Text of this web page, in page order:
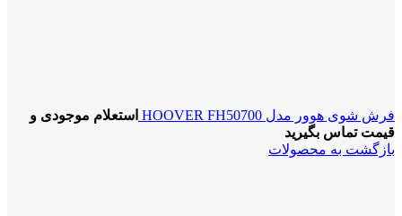
فرش شوی هوور مدل HOOVER FH50700
استعلام موجودی و
قیمت تماس بگیرید
بازگشت به محصولات